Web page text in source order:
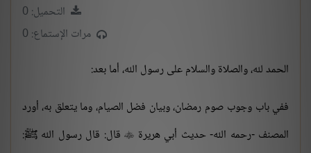
التحميل: 0
مرات الإستماع: 0
الحمد لله، والصلاة والسلام على رسول الله، أما بعد:
ففي باب وجوب صوم رمضان، وبيان فضل الصيام، وما يتعلق به، أورد
المصنف -رحمه الله- حديث أبي هريرة قال: قال رسول الله ﷺ: